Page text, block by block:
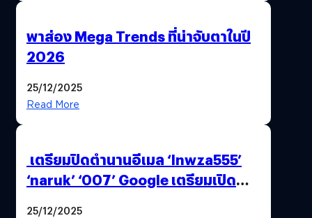
พาส่อง Mega Trends ที่น่าจับตาในปี
2026
25/12/2025
Read More
เตรียมปิดตำนานอีเมล ‘lnwza555’
‘naruk’ ‘007’ Google เตรียมเปิด
25/12/2025